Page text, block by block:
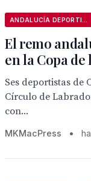
El remo
en la Copa de
Ses deportistas de
Círculo de
con...
MKMacPress •